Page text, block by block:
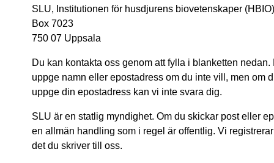
SLU, Institutionen för husdjurens biovetenskaper (HBIO)
Box 7023
750 07 Uppsala
Du kan kontakta oss genom att fylla i blanketten
uppge namn eller epostadress om du inte vill, men om
uppge din epostadress kan vi inte svara dig.
SLU är en statlig myndighet. Om du skickar post eller
en allmän handling som i regel är offentlig. Vi
det du skriver till oss.